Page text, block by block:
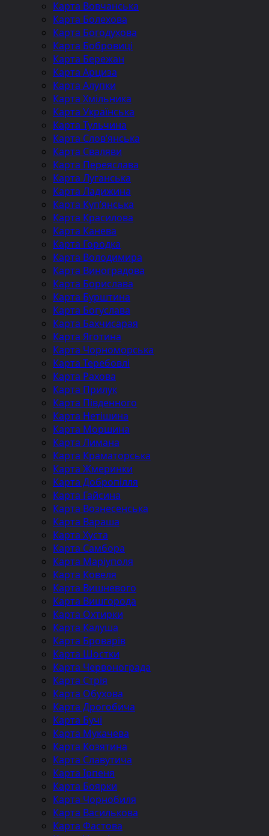
Карта Вовчанська
Карта Болехова
Карта Богодухова
Карта Бобровиці
Карта Бережан
Карта Арциза
Карта Алупки
Карта Хмільника
Карта Українська
Карта Тульчина
Карта Слов’янська
Карта Сваляви
Карта Переяслава
Карта Луганська
Карта Ладижина
Карта Куп’янська
Карта Красилова
Карта Канева
Карта Городка
Карта Володимира
Карта Виноградова
Карта Борислава
Карта Бурштина
Карта Богуслава
Карта Бахчисарая
Карта Яготина
Карта Чорноморська
Карта Теребовлі
Карта Рахова
Карта Прилук
Карта Південного
Карта Нетішина
Карта Моршина
Карта Лимана
Карта Краматорська
Карта Жмеринки
Карта Добропілля
Карта Гайсина
Карта Вознесенська
Карта Вараша
Карта Хуста
Карта Самбора
Карта Маріуполя
Карта Ковеля
Карта Вишневого
Карта Вишгорода
Карта Охтирки
Карта Калуша
Карта Броварів
Карта Шостки
Карта Червонограда
Карта Стрія
Карта Обухова
Карта Дрогобича
Карта Бучі
Карта Мукачева
Карта Козятина
Карта Славутича
Карта Ірпеня
Карта Боярки
Карта Чорнобиля
Карта Василькова
Карта Фастова